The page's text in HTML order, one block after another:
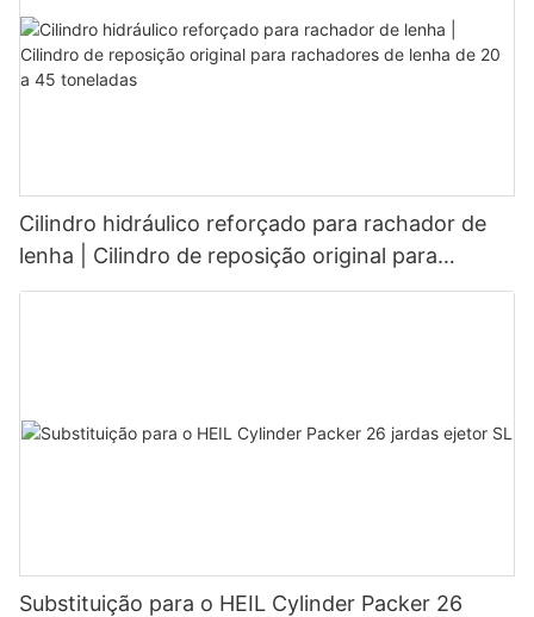
Cilindro hidráulico reforçado para rachador de
lenha | Cilindro de reposição original para
rachadores de lenha de 20 a 45 toneladas
Substituição para o HEIL Cylinder Packer 26